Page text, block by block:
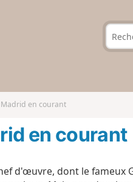
en courant
en courant
d'œuvre, dont le fameux